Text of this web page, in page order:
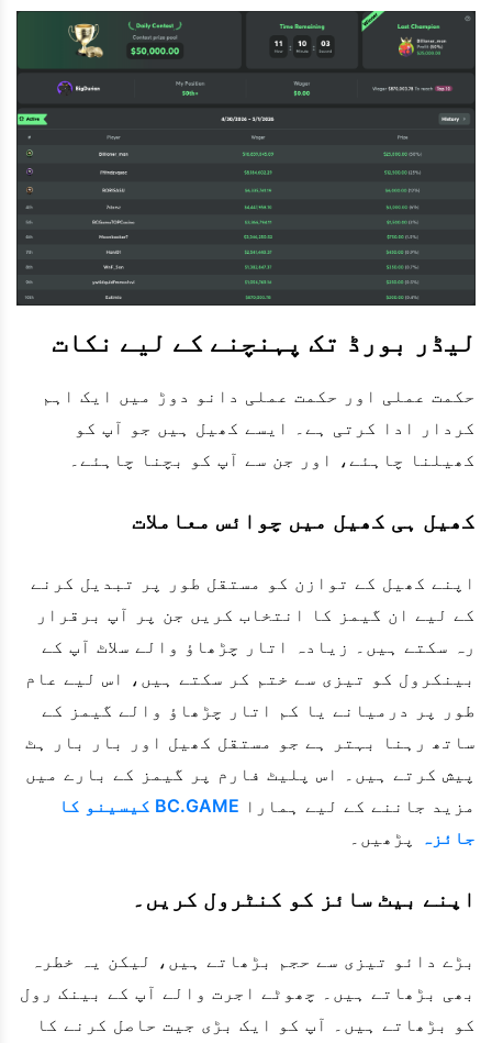
لیڈر بورڈ تک پہنچنے کے لیے نکات
حکمت عملی اور حکمت عملی دانو دوڑ میں ایک اہم
کردار ادا کرتی ہے۔ ایسے کھیل ہیں جو آپ کو
کھیلنا چاہئے، اور جن سے آپ کو بچنا چاہئے۔
کھیل ہی کھیل میں چوائس معاملات
اپنے کھیل کے توازن کو مستقل طور پر تبدیل کرنے
کے لیے ان گیمز کا انتخاب کریں جن پر آپ برقرار
رہ سکتے ہیں۔ زیادہ اتار چڑھاؤ والے سلاٹ آپ کے
بینکرول کو تیزی سے ختم کر سکتے ہیں، اس لیے عام
طور پر درمیانے یا کم اتار چڑھاؤ والے گیمز کے
ساتھ رہنا بہتر ہے جو مستقل کھیل اور بار بار ہٹ
پیش کرتے ہیں۔ اس پلیٹ فارم پر گیمز کے بارے میں
مزید جاننے کے لیے ہمارا
BC.GAME کیسینو کا
جائزہ
پڑھیں۔
اپنے بیٹ سائز کو کنٹرول کریں۔
بڑے دائو تیزی سے حجم بڑھاتے ہیں، لیکن یہ خطرہ
بھی بڑھاتے ہیں۔ چھوٹے اجرت والے آپ کے بینک رول
کو بڑھاتے ہیں۔ آپ کو ایک بڑی جیت حاصل کرنے کا